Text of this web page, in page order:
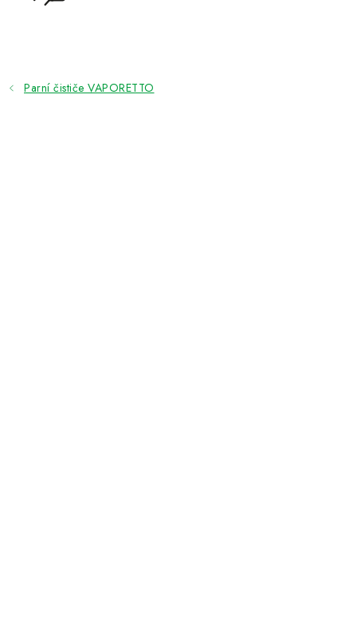
Parní čističe VAPORETTO